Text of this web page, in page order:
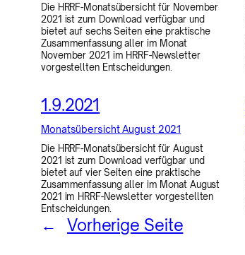
Die HRRF-Monatsübersicht für November
2021 ist zum Download verfügbar und
bietet auf sechs Seiten eine praktische
Zusammenfassung aller im Monat
November 2021 im HRRF-Newsletter
vorgestellten Entscheidungen.
1.9.2021
Monatsübersicht August 2021
Die HRRF-Monatsübersicht für August
2021 ist zum Download verfügbar und
bietet auf vier Seiten eine praktische
Zusammenfassung aller im Monat August
2021 im HRRF-Newsletter vorgestellten
Entscheidungen.
← Vorherige Seite